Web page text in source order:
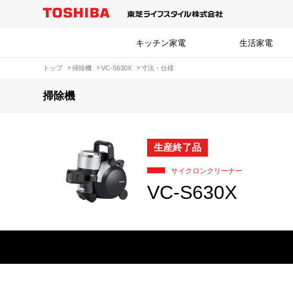
キッチン家電 生活家電
トップ 掃除機 VC-S630X 寸法・仕様
掃除機
生産終了品
サイクロンクリーナー
VC-S630X